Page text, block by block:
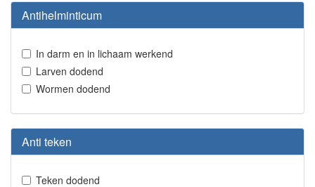
Antihelminticum
In darm en in lichaam werkend
Larven dodend
Wormen dodend
Anti teken
Teken dodend